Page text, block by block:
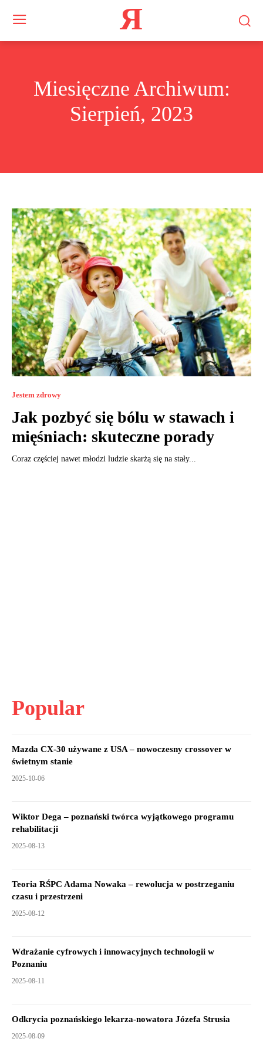
Я
Miesięczne Archiwum:
Sierpień, 2023
Jestem zdrowy
Jak pozbyć się bólu w stawach i
mięśniach: skuteczne porady
Coraz częściej nawet młodzi ludzie skarżą się na stały...
Popular
Mazda CX-30 używane z USA – nowoczesny crossover w
świetnym stanie
2025-10-06
Wiktor Dega – poznański twórca wyjątkowego programu
rehabilitacji
2025-08-13
Teoria RŚPC Adama Nowaka – rewolucja w postrzeganiu
czasu i przestrzeni
2025-08-12
Wdrażanie cyfrowych i innowacyjnych technologii w
Poznaniu
2025-08-11
Odkrycia poznańskiego lekarza-nowatora Józefa Strusia
2025-08-09